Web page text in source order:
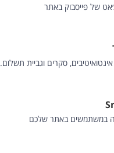
של פייסבוק באתר
סקרים וגביית תשלום.
במשתמשים באתר שלכם